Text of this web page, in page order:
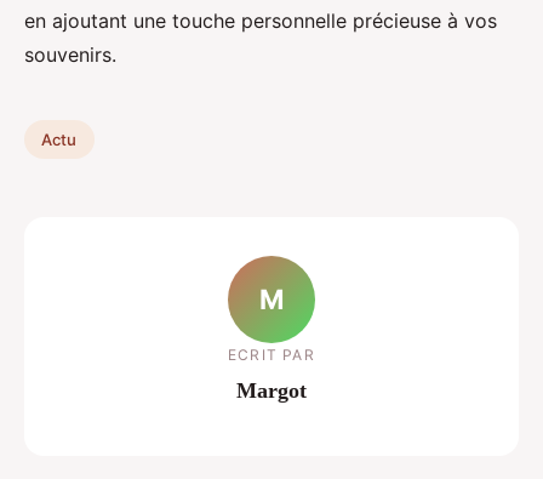
en ajoutant une touche personnelle précieuse à vos
souvenirs.
Actu
M
ECRIT PAR
Margot